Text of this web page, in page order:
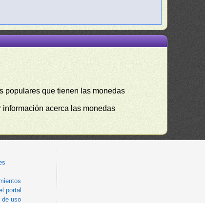
populares que tienen las monedas
acerca las monedas
portal
de uso